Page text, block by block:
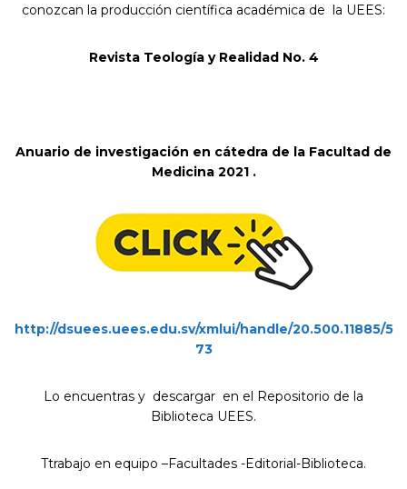
conozcan la producción científica académica de la UEES:
Revista Teología y Realidad No. 4
Anuario de investigación en cátedra de la Facultad de
Medicina 2021 .
http://dsuees.uees.edu.sv/xmlui/handle/20.500.11885/5
73
Lo encuentras y descargar en el Repositorio de la
Biblioteca UEES.
Ttrabajo en equipo –Facultades -Editorial-Biblioteca.